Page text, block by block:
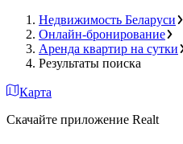
Недвижимость Беларуси
Онлайн-бронирование
Аренда квартир на сутки
Результаты поиска
Карта
Скачайте приложение Realt